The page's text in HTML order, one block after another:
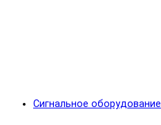
Сигнальное оборудование